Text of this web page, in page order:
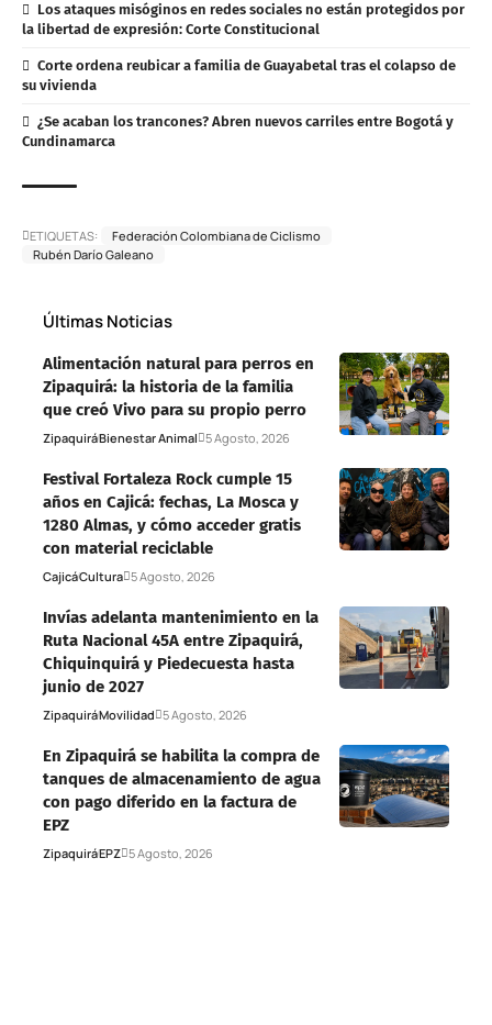
Los ataques misóginos en redes sociales no están protegidos por
la libertad de expresión: Corte Constitucional
Corte ordena reubicar a familia de Guayabetal tras el colapso de
su vivienda
¿Se acaban los trancones? Abren nuevos carriles entre Bogotá y
Cundinamarca
ETIQUETAS:
Federación Colombiana de Ciclismo
Rubén Darío Galeano
Últimas Noticias
Alimentación natural para perros en
Zipaquirá: la historia de la familia
que creó Vivo para su propio perro
ZipaquiráBienestar Animal 5 Agosto, 2026
Festival Fortaleza Rock cumple 15
años en Cajicá: fechas, La Mosca y
1280 Almas, y cómo acceder gratis
con material reciclable
CajicáCultura 5 Agosto, 2026
Invías adelanta mantenimiento en la
Ruta Nacional 45A entre Zipaquirá,
Chiquinquirá y Piedecuesta hasta
junio de 2027
ZipaquiráMovilidad 5 Agosto, 2026
En Zipaquirá se habilita la compra de
tanques de almacenamiento de agua
con pago diferido en la factura de
EPZ
ZipaquiráEPZ 5 Agosto, 2026